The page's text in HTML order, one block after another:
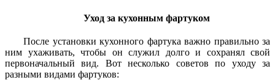
Уход за кухонным фартуком
После установки кухонного фартука важно правильно за
ним ухаживать, чтобы он служил долго и сохранял свой
первоначальный вид. Вот несколько советов по уходу за
разными видами фартуков: